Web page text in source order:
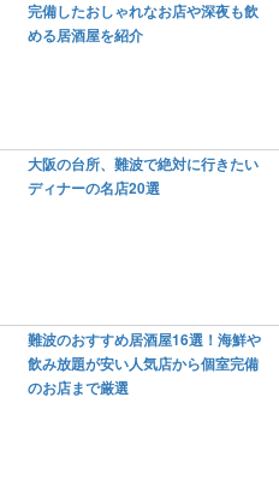
完備したおしゃれなお店や深夜も飲
める居酒屋を紹介
大阪の台所、難波で絶対に行きたい
ディナーの名店20選
難波のおすすめ居酒屋16選！海鮮や
飲み放題が安い人気店から個室完備
のお店まで厳選